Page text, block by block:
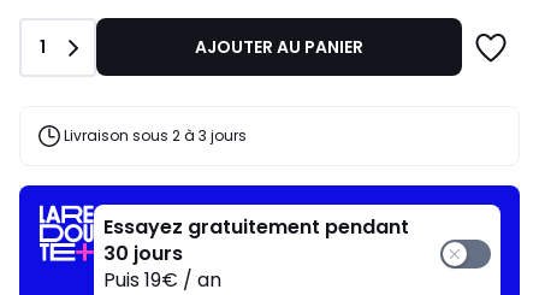
-40%
l’achat
articles
profite
!
Quantité
1 AJOUTER AU PANIER
Livraison sous 2 à 3 jours
Essayez gratuitement pendant
30 jours
Puis 19€ / an